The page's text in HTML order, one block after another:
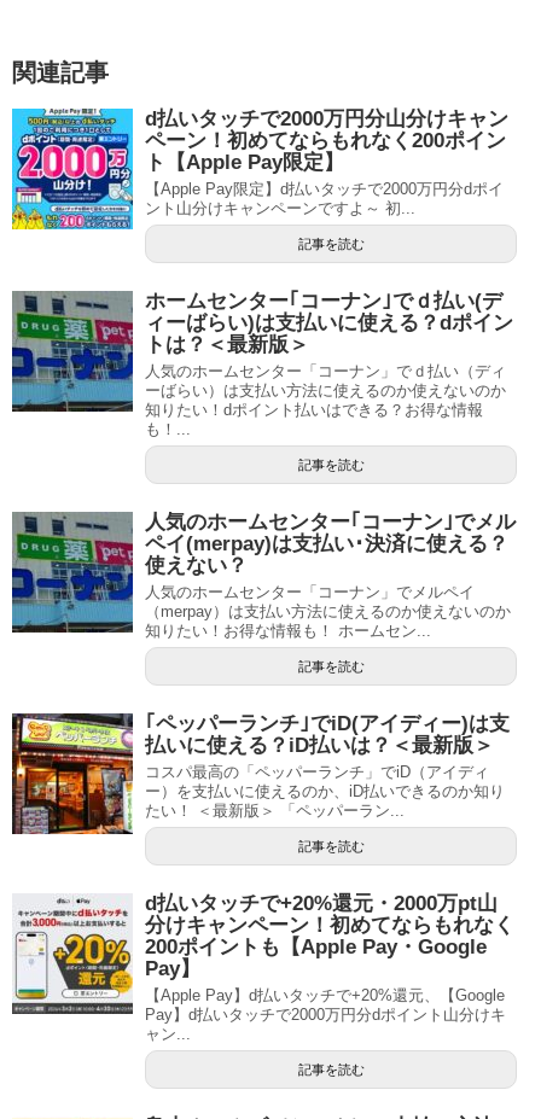
関連記事
d払いタッチで2000万円分山分けキャン
ペーン！初めてならもれなく200ポイン
ト【Apple Pay限定】
【Apple Pay限定】d払いタッチで2000万円分dポイ
ント山分けキャンペーンですよ～ 初...
記事を読む
ホームセンター｢コーナン｣でｄ払い(デ
ィーばらい)は支払いに使える？dポイン
トは？＜最新版＞
人気のホームセンター「コーナン」でｄ払い（ディ
ーばらい）は支払い方法に使えるのか使えないのか
知りたい！dポイント払いはできる？お得な情報
も！...
記事を読む
人気のホームセンター｢コーナン｣でメル
ペイ(merpay)は支払い･決済に使える？
使えない？
人気のホームセンター「コーナン」でメルペイ
（merpay）は支払い方法に使えるのか使えないのか
知りたい！お得な情報も！ ホームセン...
記事を読む
｢ペッパーランチ｣でiD(アイディー)は支
払いに使える？iD払いは？＜最新版＞
コスパ最高の「ペッパーランチ」でiD（アイディ
ー）を支払いに使えるのか、iD払いできるのか知り
たい！ ＜最新版＞ 「ペッパーラン...
記事を読む
d払いタッチで+20%還元・2000万pt山
分けキャンペーン！初めてならもれなく
200ポイントも【Apple Pay・Google
Pay】
【Apple Pay】d払いタッチで+20%還元、【Google
Pay】d払いタッチで2000万円分dポイント山分けキ
ャン...
記事を読む